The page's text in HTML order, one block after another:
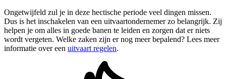
Ongetwijfeld zul je in deze hectische periode veel dingen missen.
Dus is het inschakelen van een uitvaartondernemer zo belangrijk. Zij
helpen je om alles in goede banen te leiden en zorgen dat er niets
wordt vergeten. Welke zaken zijn er nog meer bepalend? Lees meer
informatie over een uitvaart regelen.